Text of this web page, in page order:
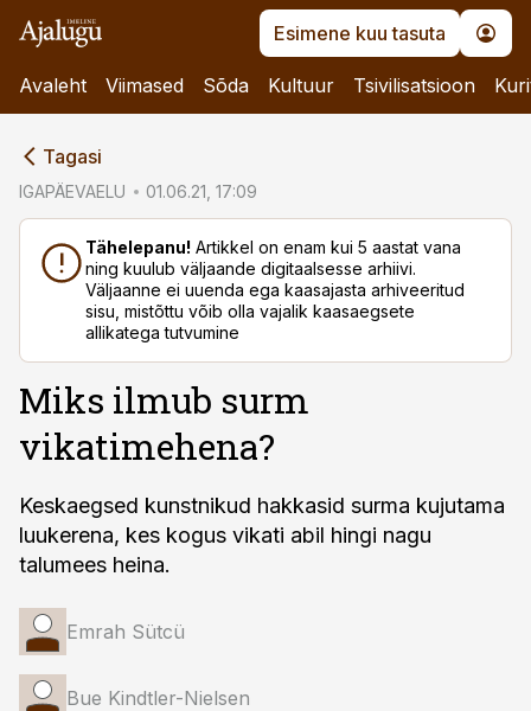
Esimene kuu tasuta
Avaleht Viimased Sõda Kultuur Tsivilisatsioon
Tagasi
IGAPÄEVAELU 01.06.21, 17:09
Tähelepanu! Artikkel on enam kui 5 aastat vana
ning kuulub väljaande digitaalsesse arhiivi.
Väljaanne ei uuenda ega kaasajasta arhiveeritud
sisu, mistõttu võib olla vajalik kaasaegsete
allikatega tutvumine
Miks ilmub surm
vikatimehena?
Keskaegsed kunstnikud hakkasid surma kujutama
luukerena, kes kogus vikati abil hingi nagu
talumees heina.
Emrah Sütcü
Bue Kindtler-Nielsen